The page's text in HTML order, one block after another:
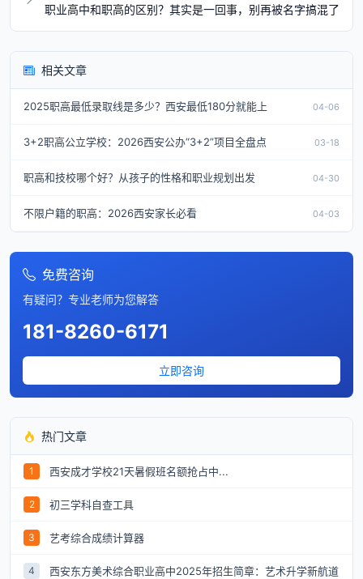
职业高中和职高的区别？其实是一回事，别再被名字搞混了
相关文章
2025职高最低录取线是多少？西安最低180分就能上 04-06
3+2职高公立学校：2026西安公办“3+2”项目全盘点 03-18
职高和技校哪个好？从孩子的性格和职业规划出发 04-30
不限户籍的职高：2026西安家长必看 04-03
免费咨询
有疑问？专业老师为您解答
181-8260-6171
立即咨询
热门文章
1 西安成才学校21天暑假班名额抢占中...
2 初三学科自查工具
3 艺考综合成绩计算器
4 西安东方美术综合职业高中2025年招生简章：艺术升学新航道